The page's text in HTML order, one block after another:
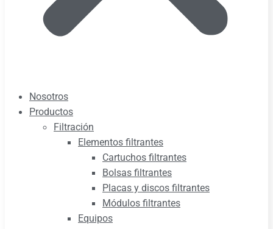
Nosotros
Productos
Filtración
Elementos filtrantes
Cartuchos filtrantes
Bolsas filtrantes
Placas y discos filtrantes
Módulos filtrantes
Equipos